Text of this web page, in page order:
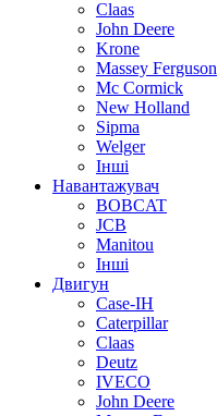
Claas
John Deere
Krone
Massey Ferguson
Mc Cormick
New Holland
Sipma
Welger
Інші
Навантажувач
BOBCAT
JCB
Manitou
Інші
Двигун
Case-IH
Caterpillar
Claas
Deutz
IVECO
John Deere